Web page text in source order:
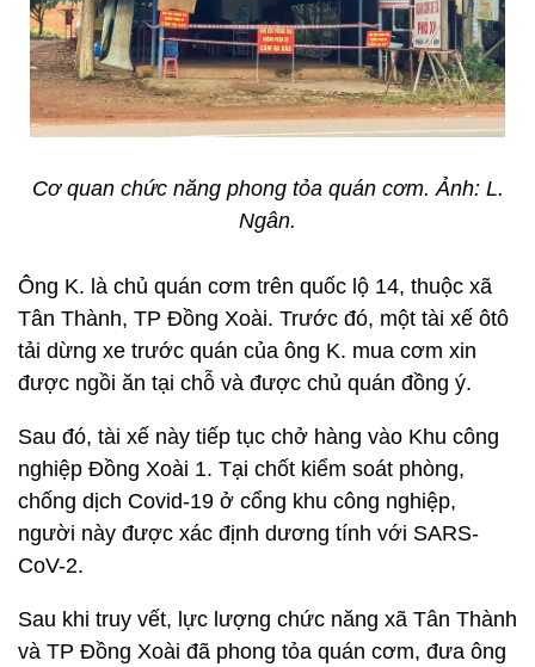
Cơ quan chức năng phong tỏa quán cơm. Ảnh: L.
Ngân.
Ông K. là chủ quán cơm trên quốc lộ 14, thuộc xã
Tân Thành, TP Đồng Xoài. Trước đó, một tài xế ôtô
tải dừng xe trước quán của ông K. mua cơm xin
được ngồi ăn tại chỗ và được chủ quán đồng ý.
Sau đó, tài xế này tiếp tục chở hàng vào Khu công
nghiệp Đồng Xoài 1. Tại chốt kiểm soát phòng,
chống dịch Covid-19 ở cổng khu công nghiệp,
người này được xác định dương tính với SARS-
CoV-2.
Sau khi truy vết, lực lượng chức năng xã Tân Thành
và TP Đồng Xoài đã phong tỏa quán cơm, đưa ông